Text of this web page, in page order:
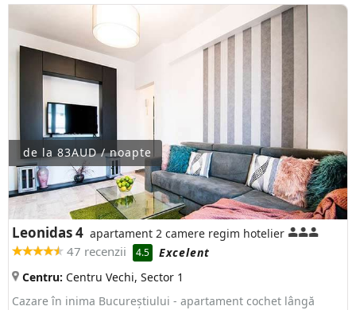
de la 83AUD / noapte
Leonidas 4 apartament 2 camere regim hotelier
47 recenzii 4.5
Excelent
Centru: Centru Vechi, Sector 1
Cazare în inima Bucureștiului - apartament cochet lângă